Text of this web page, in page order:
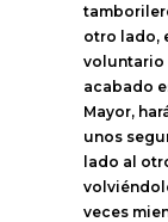
otro lado,
voluntario
acabado
Mayor,
unos
lado al
veces